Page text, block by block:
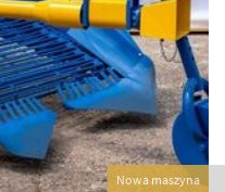
Nowa maszyna